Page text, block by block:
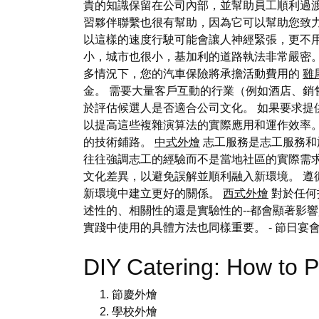
貴的知識保留在公司內部，並幫助員工順利
習夥伴聯繫也很有幫助，因為它可以幫助您致
以這樣的速度行駛可能會讓人神經緊張，更
小，城市也很小，基加利的道路執法非常嚴密
多情況下，您的汽車保險將承擔活動費用的 雞
金。 需要大量客戶互動的行業（例如酒店、
於評估候選人是否適合公司文化。 如果要求
以提高這些複雜演算法的實際應用和運作效
的技術鋪路。 中式外燴 志工服務是志工服務
往往強調志工的經驗而不是當地社區的實際需
文化差異，以避免誤解並順利融入新環境。
新環境中建立更好的關係。 西式外燴 對於任
述性的、相關性的還是實驗性的--都會顯著影
實踐中使用的具體方法也同樣重要。 - 節日宴
DIY Catering: How to
節慶外燴
學校外燴